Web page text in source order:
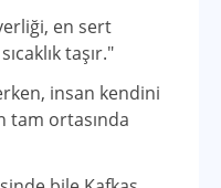
en sert
taşır."
insan kendini
tam ortasında